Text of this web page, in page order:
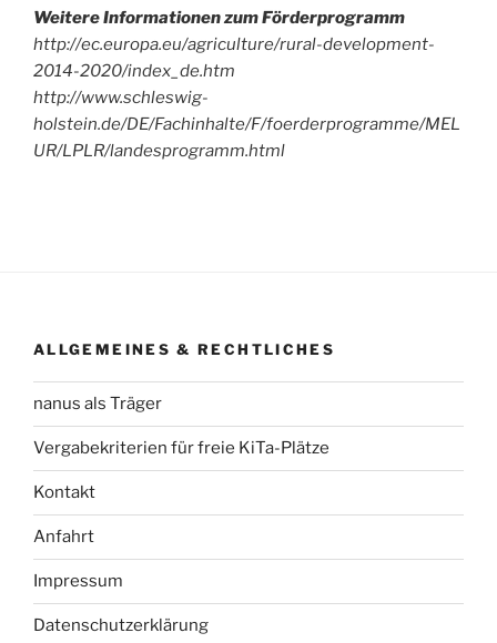
Weitere Informationen zum Förderprogramm
http://ec.europa.eu/agriculture/rural-development-
2014-2020/index_de.htm
http://www.schleswig-
holstein.de/DE/Fachinhalte/F/foerderprogramme/MEL
UR/LPLR/landesprogramm.html
ALLGEMEINES & RECHTLICHES
nanus als Träger
Vergabekriterien für freie KiTa-Plätze
Kontakt
Anfahrt
Impressum
Datenschutzerklärung